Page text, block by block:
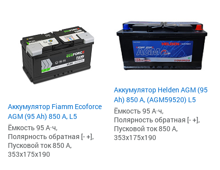
Аккумулятор Fiamm Ecoforce
AGM (95 Ah) 850 A, L5
Ёмкость 95 А·ч,
Полярность обратная [- +],
Пусковой ток 850 А,
353x175x190
Аккумулятор Helden AGM (95
Ah) 850 А, (AGM59520) L5
Ёмкость 95 А·ч,
Полярность обратная [- +],
Пусковой ток 850 А,
353x175x190